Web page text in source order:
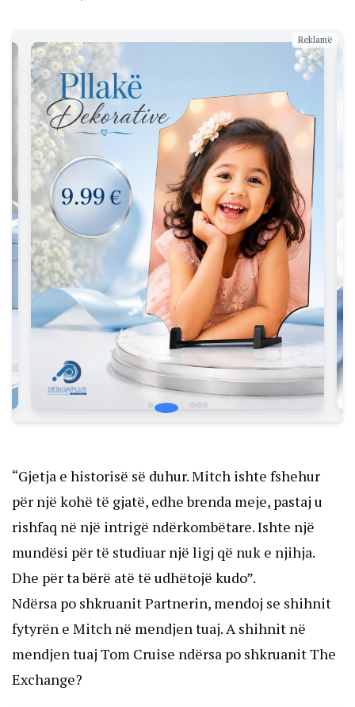
Reklamë
“Gjetja e historisë së duhur. Mitch ishte fshehur
për një kohë të gjatë, edhe brenda meje, pastaj u
rishfaq në një intrigë ndërkombëtare. Ishte një
mundësi për të studiuar një ligj që nuk e njihja.
Dhe për ta bërë atë të udhëtojë kudo”.
Ndërsa po shkruanit Partnerin, mendoj se shihnit
fytyrën e Mitch në mendjen tuaj. A shihnit në
mendjen tuaj Tom Cruise ndërsa po shkruanit The
Exchange?